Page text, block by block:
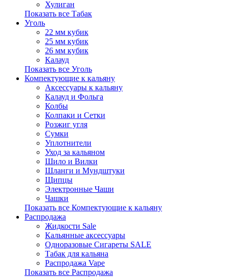
Хулиган
Показать все Табак
Уголь
22 мм кубик
25 мм кубик
26 мм кубик
Калауд
Показать все Уголь
Компектующие к кальяну
Аксессуары к кальяну
Калауд и Фольга
Колбы
Колпаки и Сетки
Розжиг угля
Сумки
Уплотнители
Уход за кальяном
Шило и Вилки
Шланги и Мундштуки
Щипцы
Электронные Чаши
Чашки
Показать все Компектующие к кальяну
Распродажа
Жидкости Sale
Кальянные аксессуары
Одноразовые Сигареты SALE
Табак для кальяна
Распродажа Vape
Показать все Распродажа